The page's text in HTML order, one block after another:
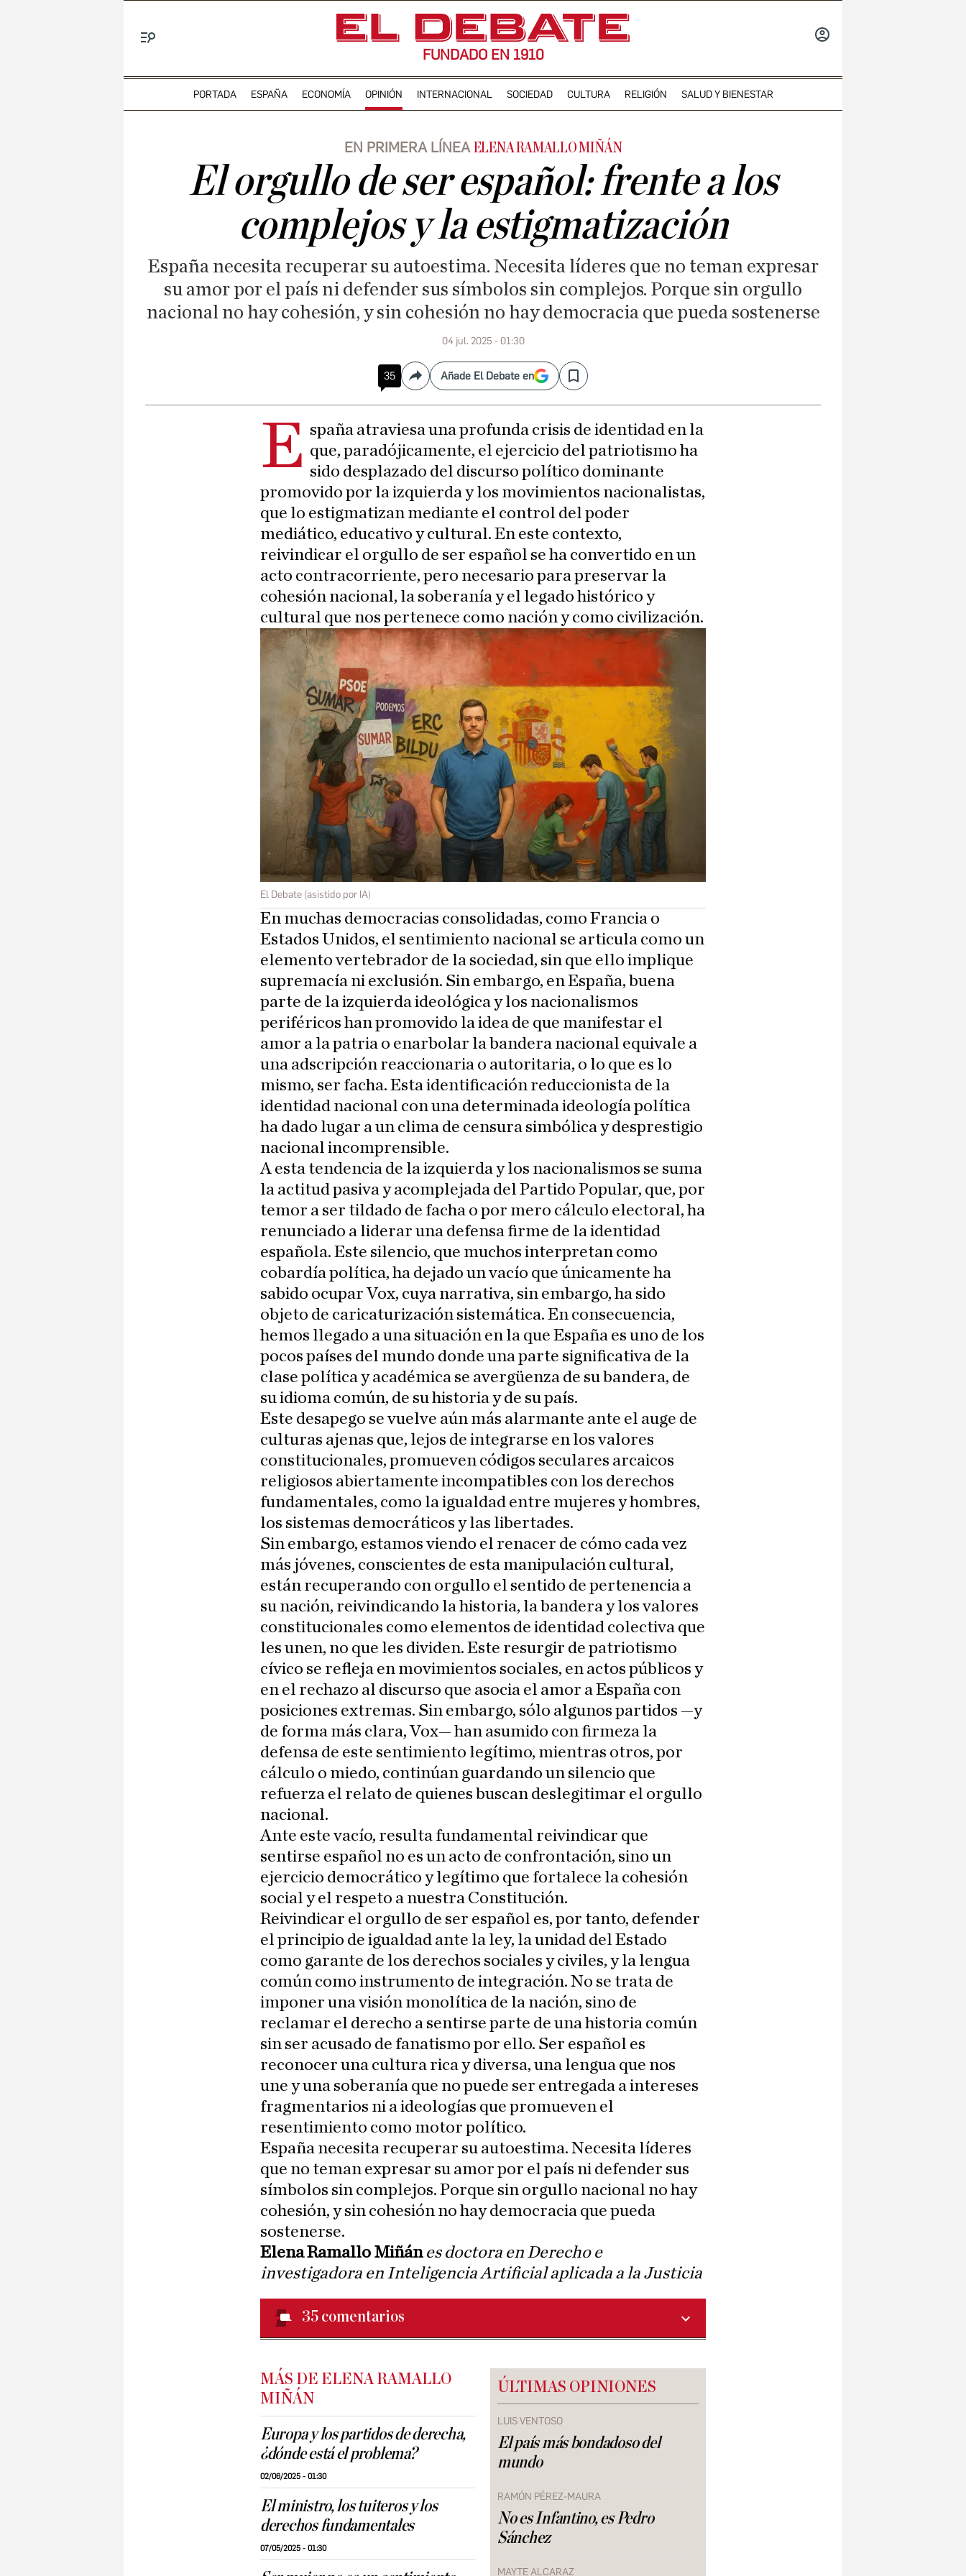
FUNDADO EN 1910
PORTADA ESPAÑA ECONOMÍA OPINIÓN INTERNACIONAL SOCIEDAD CULTURA RELIGIÓN SALUD Y BIENESTAR
EN PRIMERA LÍNEA ELENA RAMALLO MIÑÁN
El orgullo de ser español: frente a los
complejos y la estigmatización
España necesita recuperar su autoestima. Necesita líderes que no teman expresar
su amor por el país ni defender sus símbolos sin complejos. Porque sin orgullo
nacional no hay cohesión, y sin cohesión no hay democracia que pueda sostenerse
04 jul. 2025 - 01:30
35 CompartirAñade El Debate en Save
E spaña atraviesa una profunda crisis de identidad en la
que, paradójicamente, el ejercicio del patriotismo ha
sido desplazado del discurso político dominante
promovido por la izquierda y los movimientos nacionalistas,
que lo estigmatizan mediante el control del poder
mediático, educativo y cultural. En este contexto,
reivindicar el orgullo de ser español se ha convertido en un
acto contracorriente, pero necesario para preservar la
cohesión nacional, la soberanía y el legado histórico y
cultural que nos pertenece como nación y como civilización.
El Debate (asistido por IA)
En muchas democracias consolidadas, como Francia o
Estados Unidos, el sentimiento nacional se articula como un
elemento vertebrador de la sociedad, sin que ello implique
supremacía ni exclusión. Sin embargo, en España, buena
parte de la izquierda ideológica y los nacionalismos
periféricos han promovido la idea de que manifestar el
amor a la patria o enarbolar la bandera nacional equivale a
una adscripción reaccionaria o autoritaria, o lo que es lo
mismo, ser facha. Esta identificación reduccionista de la
identidad nacional con una determinada ideología política
ha dado lugar a un clima de censura simbólica y desprestigio
nacional incomprensible.
A esta tendencia de la izquierda y los nacionalismos se suma
la actitud pasiva y acomplejada del Partido Popular, que, por
temor a ser tildado de facha o por mero cálculo electoral, ha
renunciado a liderar una defensa firme de la identidad
española. Este silencio, que muchos interpretan como
cobardía política, ha dejado un vacío que únicamente ha
sabido ocupar Vox, cuya narrativa, sin embargo, ha sido
objeto de caricaturización sistemática. En consecuencia,
hemos llegado a una situación en la que España es uno de los
pocos países del mundo donde una parte significativa de la
clase política y académica se avergüenza de su bandera, de
su idioma común, de su historia y de su país.
Este desapego se vuelve aún más alarmante ante el auge de
culturas ajenas que, lejos de integrarse en los valores
constitucionales, promueven códigos seculares arcaicos
religiosos abiertamente incompatibles con los derechos
fundamentales, como la igualdad entre mujeres y hombres,
los sistemas democráticos y las libertades.
Sin embargo, estamos viendo el renacer de cómo cada vez
más jóvenes, conscientes de esta manipulación cultural,
están recuperando con orgullo el sentido de pertenencia a
su nación, reivindicando la historia, la bandera y los valores
constitucionales como elementos de identidad colectiva que
les unen, no que les dividen. Este resurgir de patriotismo
cívico se refleja en movimientos sociales, en actos públicos y
en el rechazo al discurso que asocia el amor a España con
posiciones extremas. Sin embargo, sólo algunos partidos —y
de forma más clara, Vox— han asumido con firmeza la
defensa de este sentimiento legítimo, mientras otros, por
cálculo o miedo, continúan guardando un silencio que
refuerza el relato de quienes buscan deslegitimar el orgullo
nacional.
Ante este vacío, resulta fundamental reivindicar que
sentirse español no es un acto de confrontación, sino un
ejercicio democrático y legítimo que fortalece la cohesión
social y el respeto a nuestra Constitución.
Reivindicar el orgullo de ser español es, por tanto, defender
el principio de igualdad ante la ley, la unidad del Estado
como garante de los derechos sociales y civiles, y la lengua
común como instrumento de integración. No se trata de
imponer una visión monolítica de la nación, sino de
reclamar el derecho a sentirse parte de una historia común
sin ser acusado de fanatismo por ello. Ser español es
reconocer una cultura rica y diversa, una lengua que nos
une y una soberanía que no puede ser entregada a intereses
fragmentarios ni a ideologías que promueven el
resentimiento como motor político.
España necesita recuperar su autoestima. Necesita líderes
que no teman expresar su amor por el país ni defender sus
símbolos sin complejos. Porque sin orgullo nacional no hay
cohesión, y sin cohesión no hay democracia que pueda
sostenerse.
Elena Ramallo Miñán es doctora en Derecho e
investigadora en Inteligencia Artificial aplicada a la Justicia
35 comentarios
MÁS DE ELENA RAMALLO
MIÑÁN
Europa y los partidos de derecha,
¿dónde está el problema?
02/06/2025 - 01:30
El ministro, los tuiteros y los
derechos fundamentales
07/05/2025 - 01:30
ÚLTIMAS OPINIONES
LUIS VENTOSO
El país más bondadoso del
mundo
RAMÓN PÉREZ-MAURA
No es Infantino, es Pedro
Sánchez
MAYTE ALCARAZ